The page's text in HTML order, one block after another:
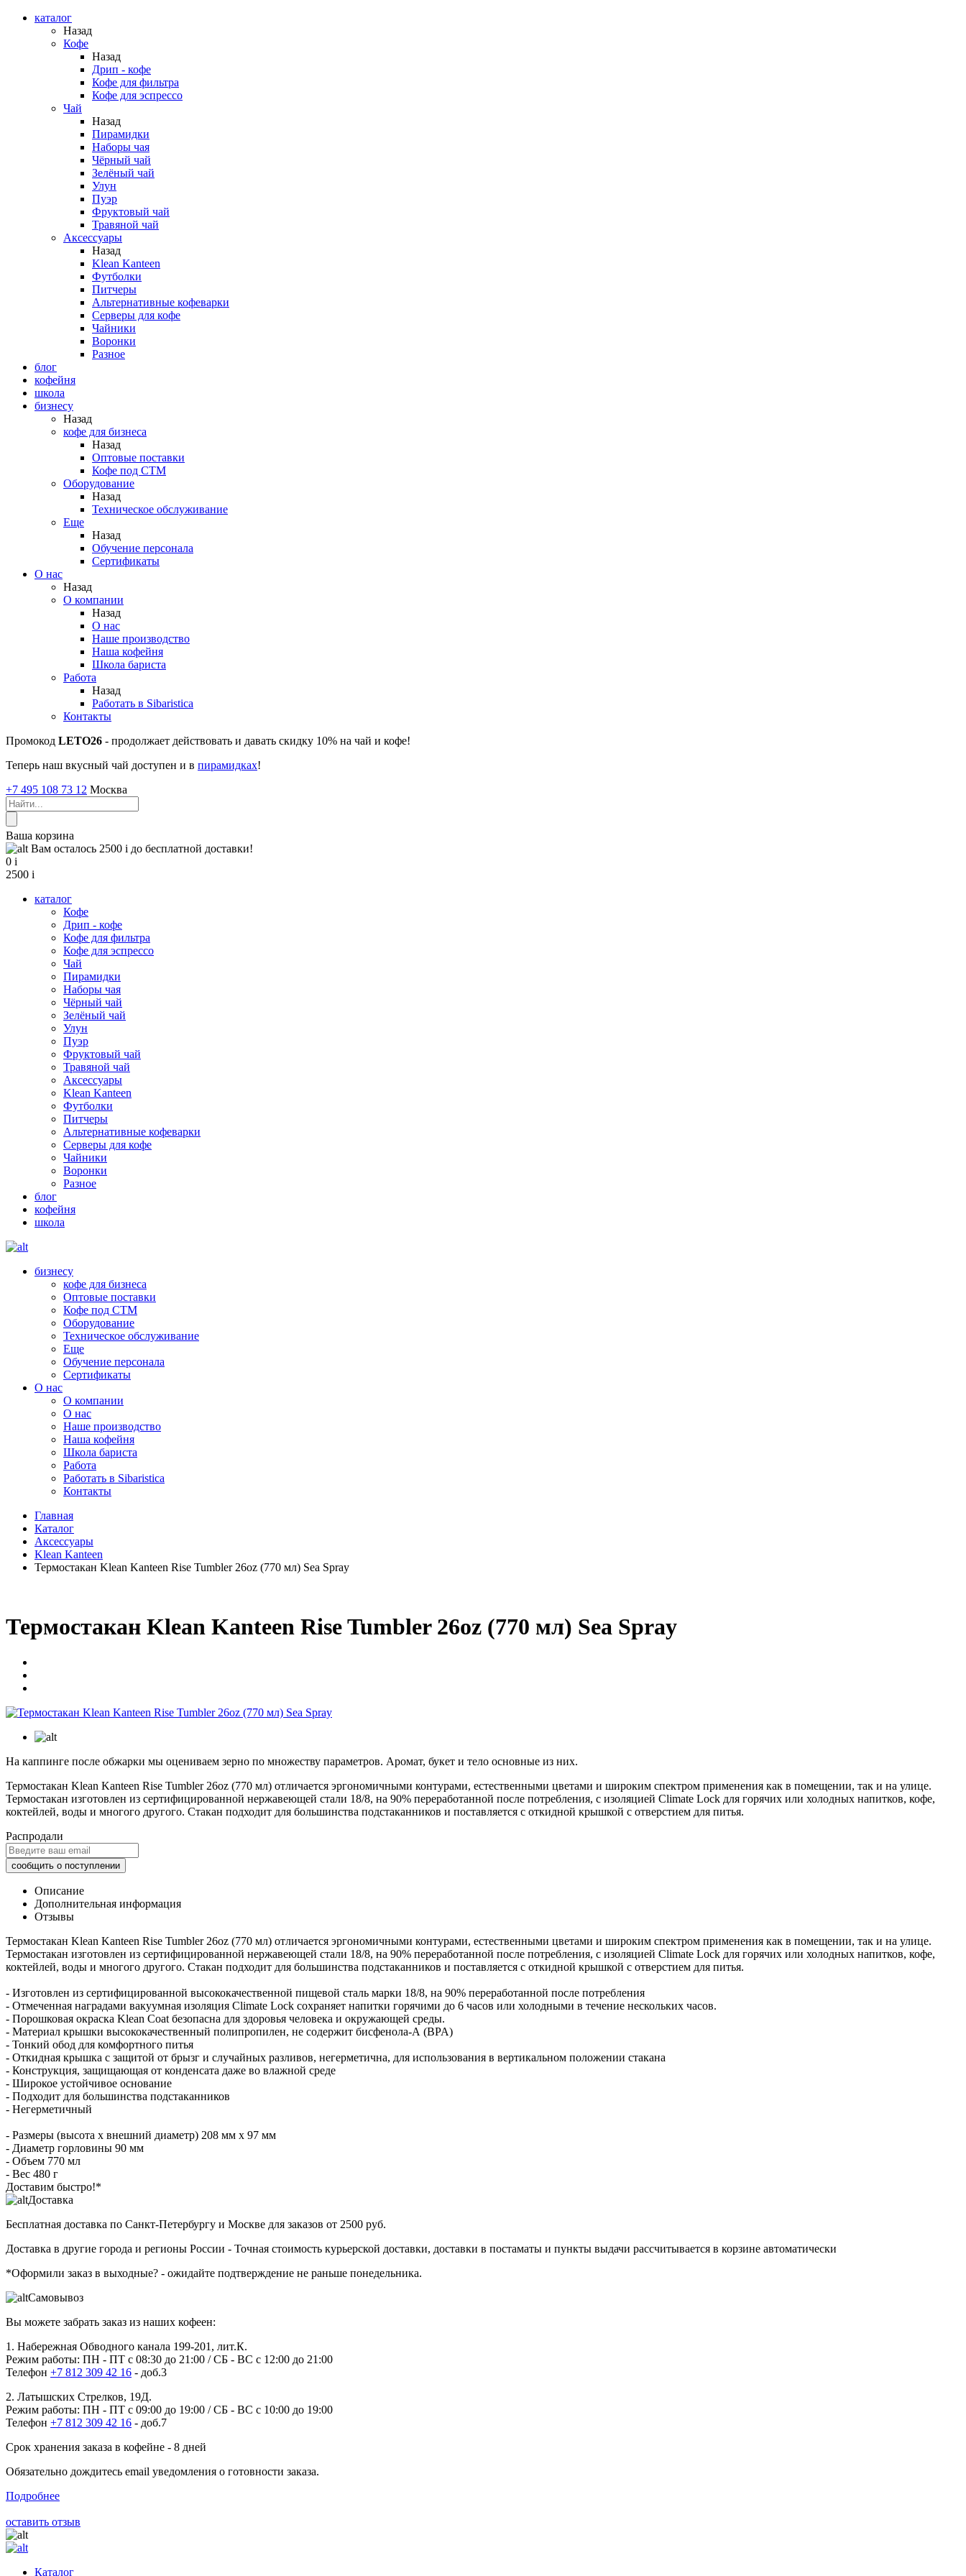
каталог
Назад
Кофе
Назад
Дрип - кофе
Кофе для фильтра
Кофе для эспрессо
Чай
Назад
Пирамидки
Наборы чая
Чёрный чай
Зелёный чай
Улун
Пуэр
Фруктовый чай
Травяной чай
Аксессуары
Назад
Klean Kanteen
Футболки
Питчеры
Альтернативные кофеварки
Серверы для кофе
Чайники
Воронки
Разное
блог
кофейня
школа
бизнесу
Назад
кофе для бизнеса
Назад
Оптовые поставки
Кофе под СТМ
Оборудование
Назад
Техническое обслуживание
Еще
Назад
Обучение персонала
Сертификаты
О нас
Назад
O компании
Назад
О нас
Наше производство
Наша кофейня
Школа бариста
Работа
Назад
Работать в Sibaristica
Контакты
Промокод LETO26 - продолжает действовать и давать скидку 10% на чай и кофе!
Теперь наш вкусный чай доступен и в пирамидках!
+7 495 108 73 12 Москва
Ваша корзина
Вам осталось 2500 i до бесплатной доставки!
0 i
2500 i
каталог
Кофе
Дрип - кофе
Кофе для фильтра
Кофе для эспрессо
Чай
Пирамидки
Наборы чая
Чёрный чай
Зелёный чай
Улун
Пуэр
Фруктовый чай
Травяной чай
Аксессуары
Klean Kanteen
Футболки
Питчеры
Альтернативные кофеварки
Серверы для кофе
Чайники
Воронки
Разное
блог
кофейня
школа
бизнесу
кофе для бизнеса
Оптовые поставки
Кофе под СТМ
Оборудование
Техническое обслуживание
Еще
Обучение персонала
Сертификаты
О нас
O компании
О нас
Наше производство
Наша кофейня
Школа бариста
Работа
Работать в Sibaristica
Контакты
Главная
Каталог
Аксессуары
Klean Kanteen
Термостакан Klean Kanteen Rise Tumbler 26oz (770 мл) Sea Spray
Термостакан Klean Kanteen Rise Tumbler 26oz (770 мл) Sea Spray
На каппинге после обжарки мы оцениваем зерно по множеству параметров. Аромат, букет и тело основные из них.
Термостакан Klean Kanteen Rise Tumbler 26oz (770 мл) отличается эргономичными контурами, естественными цветами и широким спектром применения как в помещении, так и на улице.
Термостакан изготовлен из сертифицированной нержавеющей стали 18/8, на 90% переработанной после потребления, с изоляцией Climate Lock для горячих или холодных напитков, кофе,
коктейлей, воды и многого другого. Стакан подходит для большинства подстаканников и поставляется с откидной крышкой с отверстием для питья.
Распродали
Описание
Дополнительная информация
Отзывы
Термостакан Klean Kanteen Rise Tumbler 26oz (770 мл) отличается эргономичными контурами, естественными цветами и широким спектром применения как в помещении, так и на улице.
Термостакан изготовлен из сертифицированной нержавеющей стали 18/8, на 90% переработанной после потребления, с изоляцией Climate Lock для горячих или холодных напитков, кофе,
коктейлей, воды и многого другого. Стакан подходит для большинства подстаканников и поставляется с откидной крышкой с отверстием для питья.
- Изготовлен из сертифицированной высококачественной пищевой сталь марки 18/8, на 90% переработанной после потребления
- Отмеченная наградами вакуумная изоляция Climate Lock сохраняет напитки горячими до 6 часов или холодными в течение нескольких часов.
- Порошковая окраска Klean Coat безопасна для здоровья человека и окружающей среды.
- Материал крышки высококачественный полипропилен, не содержит бисфенола-А (BPA)
- Тонкий обод для комфортного питья
- Откидная крышка с защитой от брызг и случайных разливов, негерметична, для использования в вертикальном положении стакана
- Конструкция, защищающая от конденсата даже во влажной среде
- Широкое устойчивое основание
- Подходит для большинства подстаканников
- Негерметичный
- Размеры (высота x внешний диаметр) 208 мм x 97 мм
- Диаметр горловины 90 мм
- Объем 770 мл
- Вес 480 г
Доставим быстро!*
Доставка
Бесплатная доставка по Санкт-Петербургу и Москве для заказов от 2500 руб.
Доставка в другие города и регионы России - Точная стоимость курьерской доставки, доставки в постаматы и пункты выдачи рассчитывается в корзине автоматически
*Оформили заказ в выходные? - ожидайте подтверждение не раньше понедельника.
Самовывоз
Вы можете забрать заказ из наших кофеен:
1. Набережная Обводного канала 199-201, лит.К.
Режим работы: ПН - ПТ с 08:30 до 21:00 / СБ - ВС с 12:00 до 21:00
Телефон +7 812 309 42 16 - доб.3
2. Латышских Стрелков, 19Д.
Режим работы: ПН - ПТ с 09:00 до 19:00 / СБ - ВС с 10:00 до 19:00
Телефон +7 812 309 42 16 - доб.7
Срок хранения заказа в кофейне - 8 дней
Обязательно дождитесь email уведомления о готовности заказа.
Подробнее
оставить отзыв
Каталог